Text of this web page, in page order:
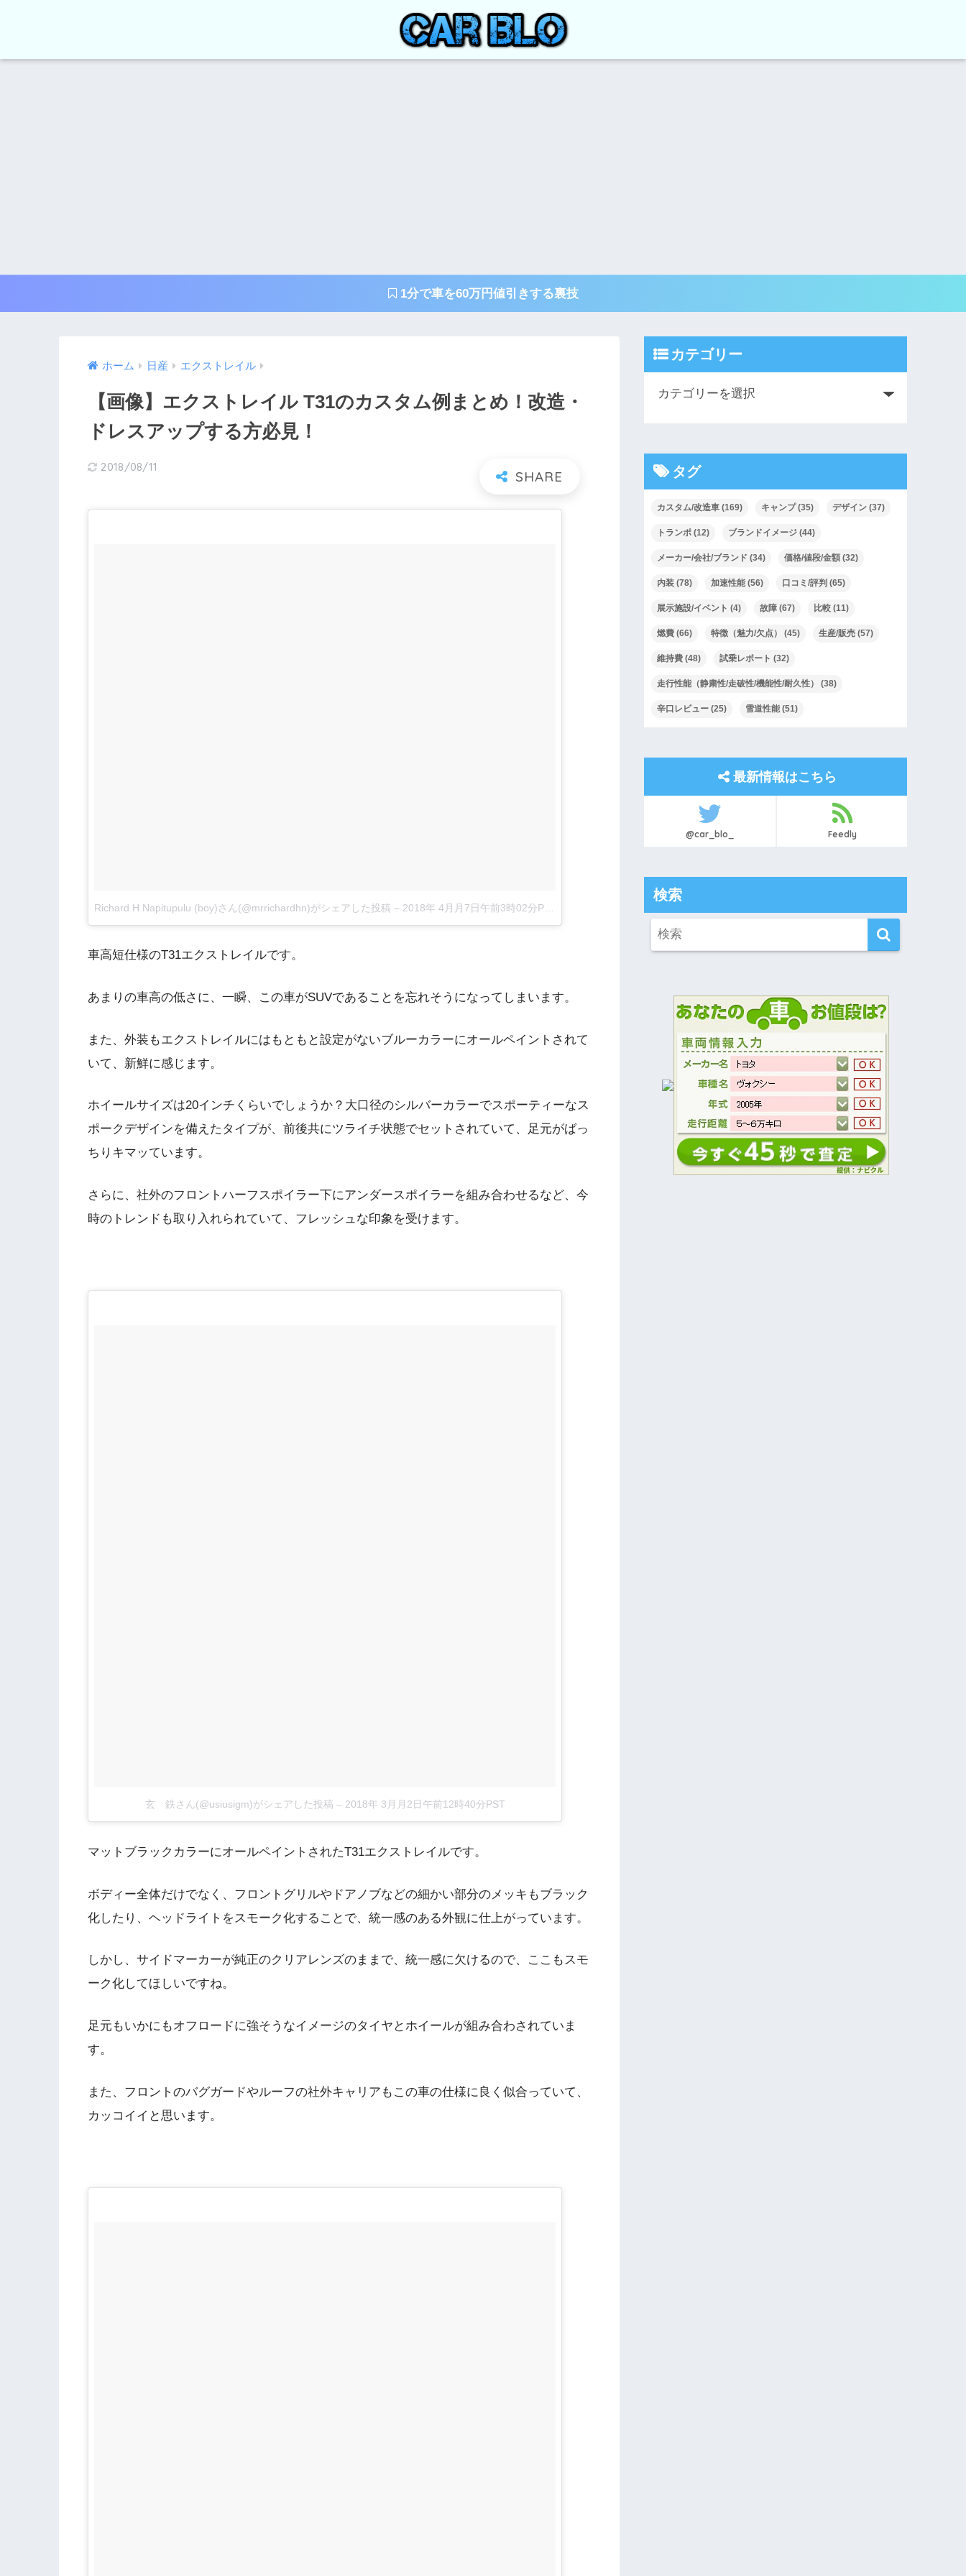
1分で車を60万円値引きする裏技
ホーム 日産 エクストレイル
【画像】エクストレイル T31のカスタム例まとめ！改造・
ドレスアップする方必見！
2018/08/11
Richard H Napitupulu (boy)さん(@mrrichardhn)がシェアした投稿 – 2018年 4月月7日午前3時02分PDT
車高短仕様のT31エクストレイルです。
あまりの車高の低さに、一瞬、この車がSUVであることを忘れそうになってしまいます。
また、外装もエクストレイルにはもともと設定がないブルーカラーにオールペイントされて
いて、新鮮に感じます。
ホイールサイズは20インチくらいでしょうか？大口径のシルバーカラーでスポーティーなス
ポークデザインを備えたタイプが、前後共にツライチ状態でセットされていて、足元がばっ
ちりキマッています。
さらに、社外のフロントハーフスポイラー下にアンダースポイラーを組み合わせるなど、今
時のトレンドも取り入れられていて、フレッシュな印象を受けます。
玄 鉄さん(@usiusigm)がシェアした投稿 – 2018年 3月月2日午前12時40分PST
マットブラックカラーにオールペイントされたT31エクストレイルです。
ボディー全体だけでなく、フロントグリルやドアノブなどの細かい部分のメッキもブラック
化したり、ヘッドライトをスモーク化することで、統一感のある外観に仕上がっています。
しかし、サイドマーカーが純正のクリアレンズのままで、統一感に欠けるので、ここもスモ
ーク化してほしいですね。
足元もいかにもオフロードに強そうなイメージのタイヤとホイールが組み合わされていま
す。
また、フロントのバグガードやルーフの社外キャリアもこの車の仕様に良く似合っていて、
カッコイイと思います。
カテゴリー
タグ
カスタム/改造車 (169) キャンプ(35) デザイン (37)
トランポ (12) ブランドイメージ (44)
メーカー/会社/ブランド (34) 価格/値段/金額 (32)
内装 (78) 加速性能 (56) 口コミ/評判 (65)
展示施設/イベント (4) 故障 (67) 比較 (11)
燃費 (66) 特徴（魅力/欠点） (45) 生産/販売 (57)
維持費 (48) 試乗レポート (32)
走行性能（静粛性/走破性/機能性/耐久性） (38)
辛口レビュー (25) 雪道性能 (51)
最新情報はこちら
@car_blo_ Feedly
検索